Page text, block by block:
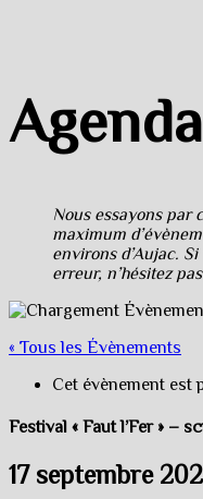
Agenda
Nous essayons par
maximum
environs d’Aujac.
erreur, n’hésitez
« Tous les Évènements
Cet évènement est
Festival « Faut l’Fer » –
17 septembre